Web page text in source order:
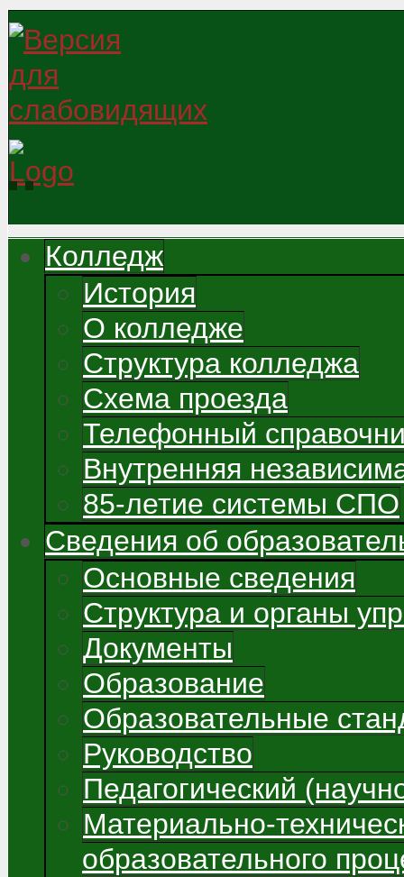
Колледж
История
О колледже
Структура колледжа
Схема проезда
Телефонный
Внутренняя
85-летие системы СПО
Сведения об
Основные сведения
Структура и органы
Документы
Образование
Образовательные
Руководство
Педагогический
Материально-
образовательного